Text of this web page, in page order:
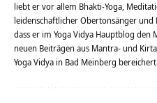
liebt er vor allem Bhakti-Yoga,
leidenschaftlicher Obertonsänger
dass er im Yoga Vidya Hauptblog
neuen Beiträgen aus Mantra- und
Yoga Vidya in Bad Meinberg